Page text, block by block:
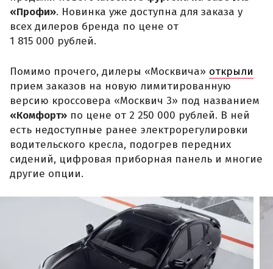
«Профи». Новинка уже доступна для заказа у
всех дилеров бренда по цене от
1 815 000 рублей.
Помимо прочего, дилеры «Москвича» открыли
прием заказов на новую лимитированную
версию кроссовера «Москвич 3» под названием
«Комфорт» по цене от 2 250 000 рублей. В ней
есть недоступные ранее электрорегулировки
водительского кресла, подогрев передних
сидений, цифровая приборная панель и многие
другие опции.